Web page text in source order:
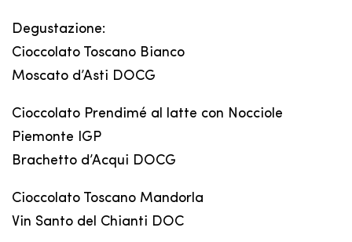
Degustazione:
Cioccolato Toscano Bianco
Moscato d’Asti DOCG
Cioccolato Prendimé al latte con Nocciole
Piemonte IGP
Brachetto d’Acqui DOCG
Cioccolato Toscano Mandorla
Vin Santo del Chianti DOC